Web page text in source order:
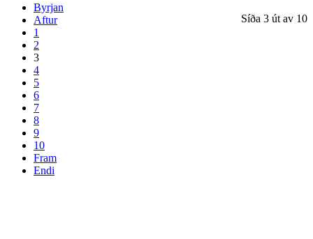
Síða 3 út av 10
Byrjan
Aftur
1
2
3
4
5
6
7
8
9
10
Fram
Endi